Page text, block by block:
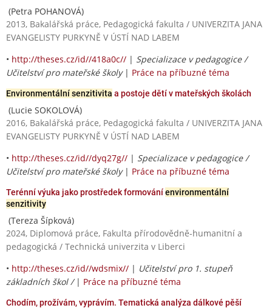
(Petra POHANOVÁ)
2013, Bakalářská práce, Pedagogická fakulta / UNIVERZITA JANA
EVANGELISTY PURKYNĚ V ÚSTÍ NAD LABEM
• http://theses.cz/id//418a0c// | Specializace v pedagogice /
Učitelství pro mateřské školy| Práce na příbuzné téma
Environmentální senzitivita a postoje dětí v mateřských školách
(Lucie SOKOLOVÁ)
2016, Bakalářská práce, Pedagogická fakulta / UNIVERZITA JANA
EVANGELISTY PURKYNĚ V ÚSTÍ NAD LABEM
• http://theses.cz/id//dyq27g// | Specializace v pedagogice /
Učitelství pro mateřské školy| Práce na příbuzné téma
Terénní výuka jako prostředek formováníenvironmentální
senzitivity
(Tereza Šípková)
2024, Diplomová práce, Fakulta přírodovědně-humanitní a
pedagogická / Technická univerzita v Liberci
• http://theses.cz/id//wdsmix// | Učitelství pro 1. stupeň
základních škol / | Práce na příbuzné téma
Chodím, prožívám, vyprávím. Tematická analýza dálkové pěší